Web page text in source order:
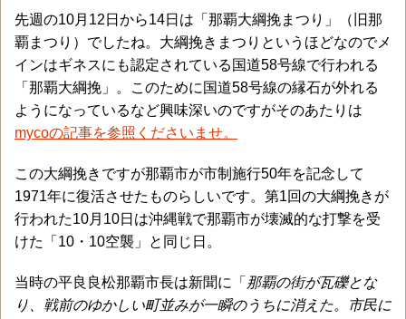
先週の10月12日から14日は「那覇大綱挽まつり」（旧那
覇まつり）でしたね。大綱挽きまつりというほどなのでメ
インはギネスにも認定されている国道58号線で行われる
「那覇大綱挽」。このために国道58号線の縁石が外れる
ようになっているなど興味深いのですがそのあたりは
mycoの記事を参照くださいませ。
この大綱挽きですが那覇市が市制施行50年を記念して
1971年に復活させたものらしいです。第1回の大綱挽きが
行われた10月10日は沖縄戦で那覇市が壊滅的な打撃を受
けた「10・10空襲」と同じ日。
当時の平良良松那覇市長は新聞に「 那覇の街が瓦礫とな
り、戦前のゆかしい町並みが一瞬のうちに消えた。市民に